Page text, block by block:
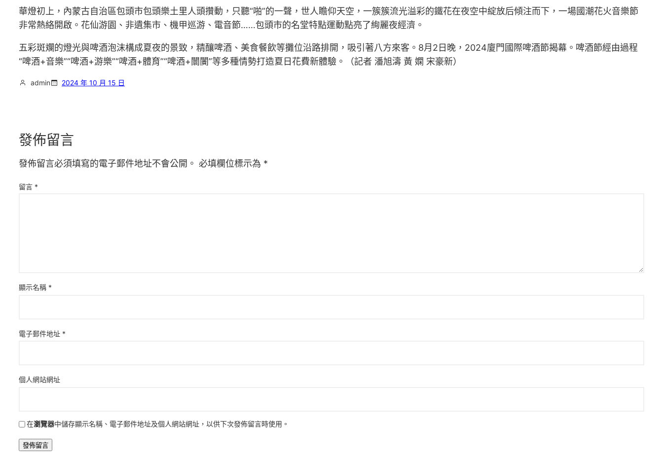
華燈初上，內蒙古自治區包頭市包頭樂土里人頭攢動，只聽“啪”的一聲，世人瞻仰天空，一簇簇流光溢彩的鐵花在夜空中綻放后傾注而下，一場國潮花火音樂節
非常熱絡開啟。花仙游園、非遺集市、機甲巡游、電音節……包頭市的名堂特點運動點亮了絢麗夜經濟。
五彩斑斕的燈光與啤酒泡沫構成夏夜的景致，精釀啤酒、美食餐飲等攤位沿路排開，吸引著八方來客。8月2日晚，2024廈門國際啤酒節揭幕。啤酒節經由過程
“啤酒+音樂”“啤酒+游樂”“啤酒+體育”“啤酒+闤闠”等多種情勢打造夏日花費新體驗。（記者 潘旭濤 黃 嫻 宋豪新）
admin 2024 年 10 月 15 日
發佈留言
發佈留言必須填寫的電子郵件地址不會公開。 必填欄位標示為 *
留言 *
顯示名稱 *
電子郵件地址 *
個人網站網址
在瀏覽器中儲存顯示名稱、電子郵件地址及個人網站網址，以供下次發佈留言時使用。